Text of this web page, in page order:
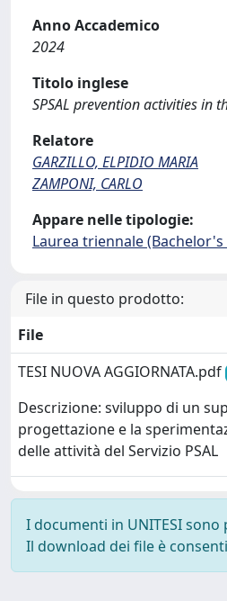
Anno Accademico
2024
Titolo inglese
SPSAL prevention activities in
Relatore
GARZILLO, ELPIDIO MARIA
ZAMPONI, CARLO
Appare nelle tipologie:
Laurea triennale
File in questo prodotto:
File
TESI NUOVA AGGIORNATA.pdf
Descrizione: sviluppo di un
progettazione e la
delle attività del Servizio PSAL
I documenti in UNITESI
Il download dei file è